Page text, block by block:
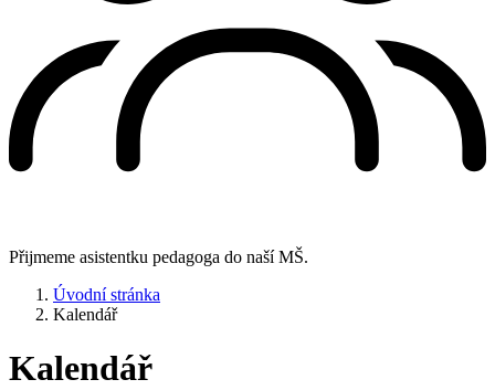
Přijmeme asistentku pedagoga do naší MŠ.
Úvodní stránka
Kalendář
Kalendář